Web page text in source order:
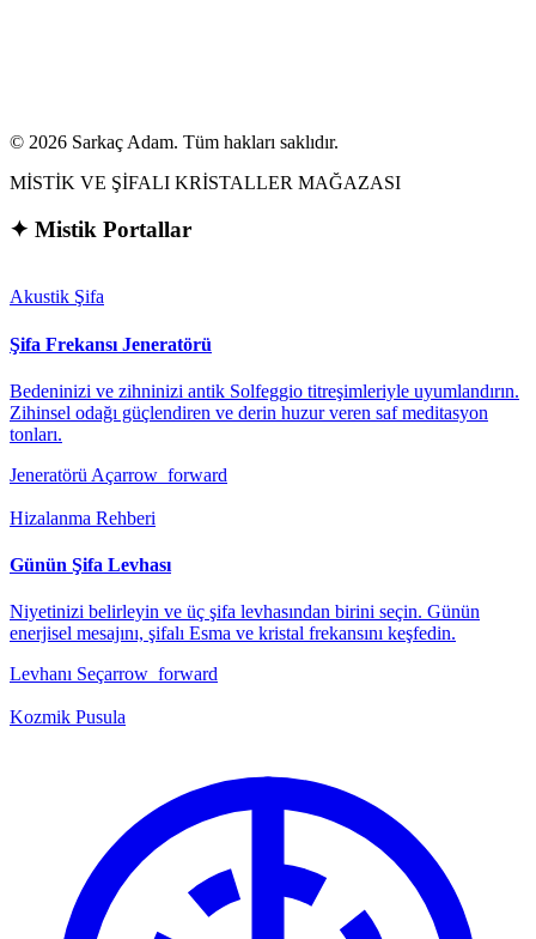
© 2026 Sarkaç Adam. Tüm hakları saklıdır.
MİSTİK VE ŞİFALI KRİSTALLER MAĞAZASI
✦ Mistik Portallar
Akustik Şifa
Şifa Frekansı Jeneratörü
Bedeninizi ve zihninizi antik Solfeggio titreşimleriyle uyumlandırın.
Zihinsel odağı güçlendiren ve derin huzur veren saf meditasyon
tonları.
Jeneratörü Açarrow_forward
Hizalanma Rehberi
Günün Şifa Levhası
Niyetinizi belirleyin ve üç şifa levhasından birini seçin. Günün
enerjisel mesajını, şifalı Esma ve kristal frekansını keşfedin.
Levhanı Seçarrow_forward
Kozmik Pusula